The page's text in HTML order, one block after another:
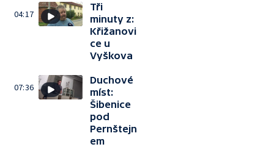
04:17
Tři
minuty z:
Křižanovi
ce u
Vyškova
07:36
Duchové
míst:
Šibenice
pod
Pernštejn
em